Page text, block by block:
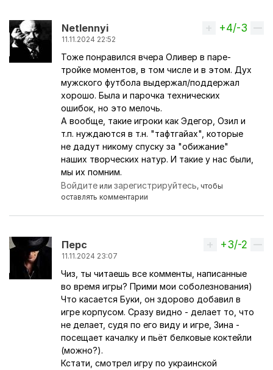
Netlennyi
11.11.2024 22:52
Вверх
+4/-3
Тоже понравился вчера Оливер в паре-
тройке моментов, в том числе и в этом. Дух
мужского футбола выдержал/поддержал
хорошо. Была и парочка технических
ошибок, но это мелочь.
А вообще, такие игроки как Эдегор, Озил и
т.п. нуждаются в т.н. "тафтгайах", которые
не дадут никому спуску за "обижание"
наших творческих натур. И такие у нас были,
мы их помним.
Войдите илизарегистрируйтесь, чтобы
оставлять комментарии
Перс
11.11.2024 23:07
Вверх
+3/-2
Чиз, ты читаешь все комменты, написанные
во время игры? Прими мои соболезнования)
Что касается Буки, он здорово добавил в
игре корпусом. Сразу видно - делает то, что
не делает, судя по его виду и игре, Зина -
посещает качалку и пьёт белковые коктейли
(можно?).
Кстати, смотрел игру по украинской